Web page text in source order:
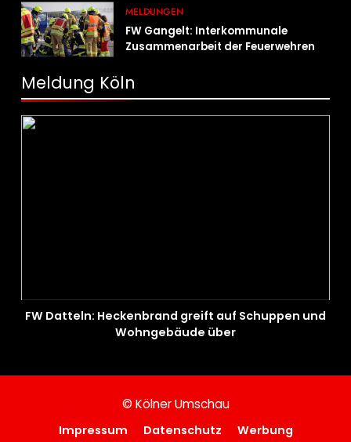
MELDUNGEN
FW Gangelt: Interkommunale
Zusammenarbeit der Feuerwehren
Gangelt
Meldung Köln
FW Datteln: Heckenbrand greift auf Schuppen und
Wohngebäude über
© Kölner Umschau
Impressum Datenschutz Werbung